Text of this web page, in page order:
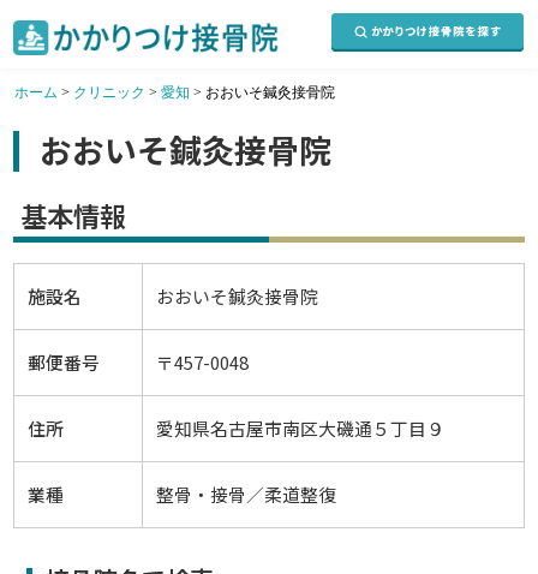
ホーム > クリニック > 愛知 > おおいそ鍼灸接骨院
おおいそ鍼灸接骨院
基本情報
施設名 おおいそ鍼灸接骨院
郵便番号 〒457-0048
住所 愛知県名古屋市南区大磯通５丁目９
業種 整骨・接骨／柔道整復